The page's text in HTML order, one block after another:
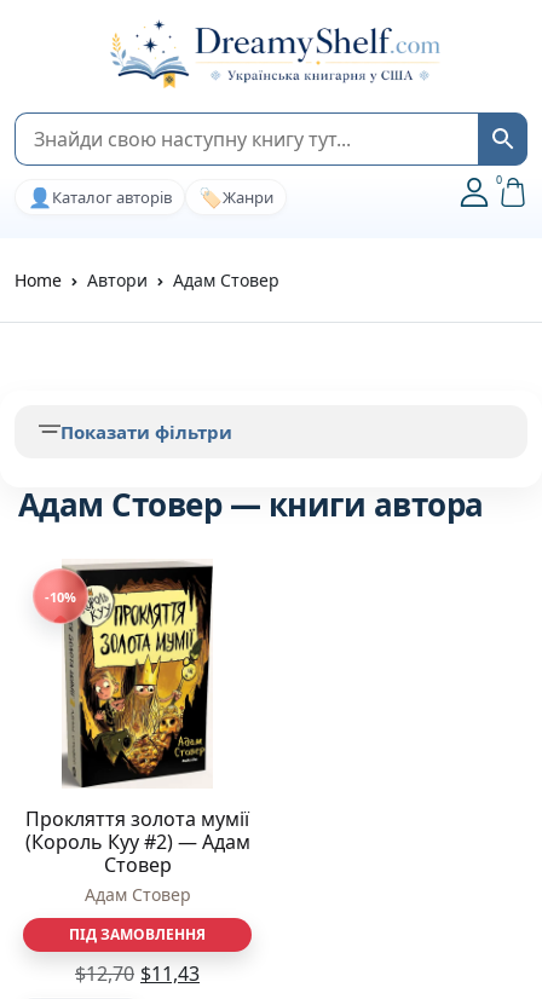
👤 Каталог авторів 🏷️Жанри
0
Home Автори Адам Стовер
Адам Стовер — книги автора
-10%
Прокляття золота мумії
(Король Куу #2) — Адам
Стовер
Адам Стовер
ПІД ЗАМОВЛЕННЯ
$12,70 $11,43
Показати фільтри